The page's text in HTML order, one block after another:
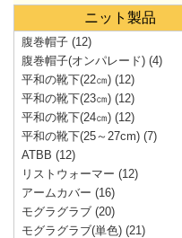
ニット製品
腹巻帽子 (12)
腹巻帽子(オンパレード) (4)
平和の靴下(22㎝) (12)
平和の靴下(23㎝) (12)
平和の靴下(24㎝) (12)
平和の靴下(25～27cm) (7)
ATBB (12)
リストウォーマー (12)
アームカバー (16)
モグラグラブ (20)
モグラグラブ(単色) (21)